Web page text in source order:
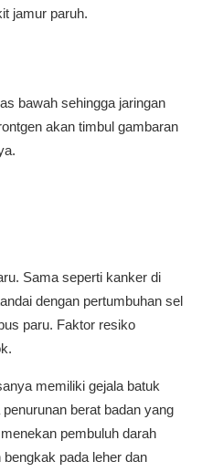
jamur paruh.
bawah sehingga jaringan
akan timbul gambaran
Sama seperti kanker di
dengan pertumbuhan sel
paru. Faktor resiko
memiliki gejala batuk
berat badan yang
pembuluh darah
pada leher dan